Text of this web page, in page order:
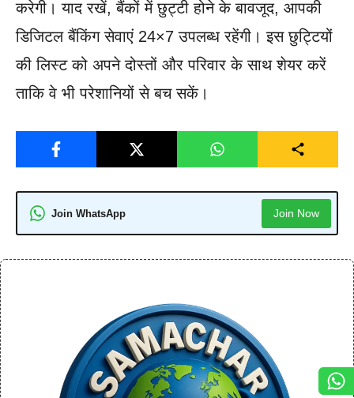
करेगी। याद रखें, बैंकों में छुट्टी होने के बावजूद, आपकी
डिजिटल बैंकिंग सेवाएं 24×7 उपलब्ध रहेंगी। इस छुट्टियों
की लिस्ट को अपने दोस्तों और परिवार के साथ शेयर करें
ताकि वे भी परेशानियों से बच सकें।
Join WhatsApp Join Now